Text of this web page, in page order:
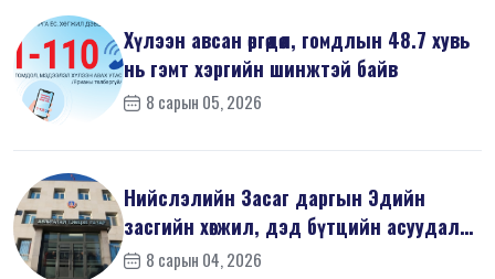
Хүлээн авсан өргөдөл, гомдлын 48.7 хувь
нь гэмт хэргийн шинжтэй байв
8 сарын 05, 2026
Нийслэлийн Засаг даргын Эдийн
засгийн хөгжил, дэд бүтцийн асуудал
хари...
8 сарын 04, 2026